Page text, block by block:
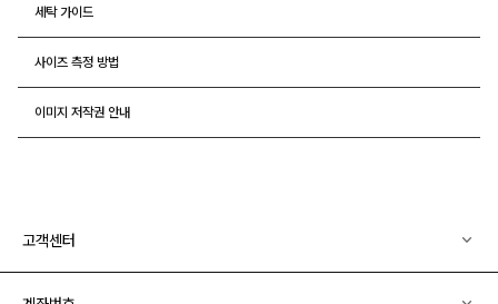
세탁 가이드
사이즈 측정 방법
이미지 저작권 안내
고객센터